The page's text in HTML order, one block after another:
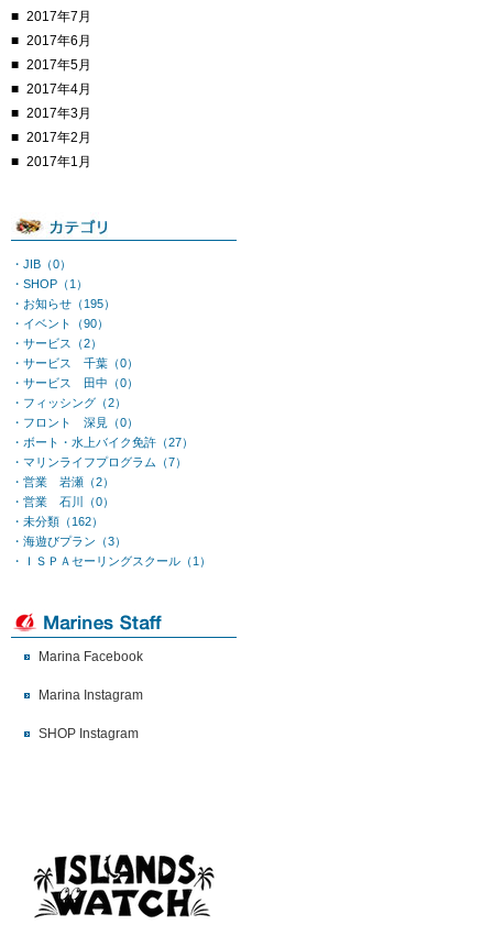
2017年7月
2017年6月
2017年5月
2017年4月
2017年3月
2017年2月
2017年1月
・JIB（0）
・SHOP（1）
・お知らせ（195）
・イベント（90）
・サービス（2）
・サービス 千葉（0）
・サービス 田中（0）
・フィッシング（2）
・フロント 深見（0）
・ボート・水上バイク免許（27）
・マリンライフプログラム（7）
・営業 岩瀬（2）
・営業 石川（0）
・未分類（162）
・海遊びプラン（3）
・ＩＳＰＡセーリングスクール（1）
Marina Facebook
Marina Instagram
SHOP Instagram